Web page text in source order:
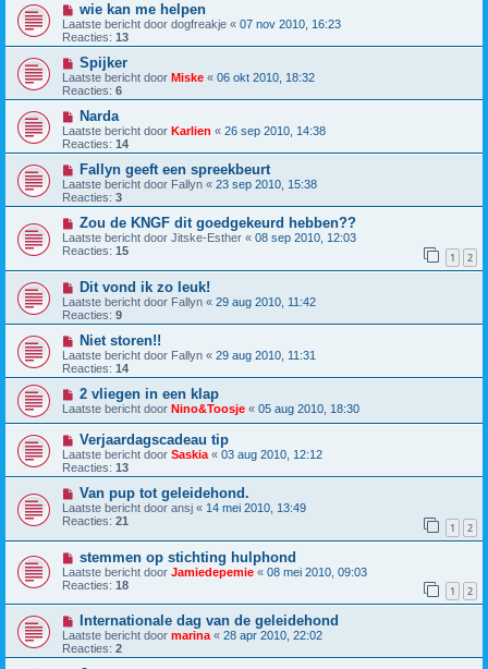
wie kan me helpen
Laatste bericht door dogfreakje « 07 nov 2010, 16:23
Reacties: 13
Spijker
Laatste bericht door Miske « 06 okt 2010, 18:32
Reacties: 6
Narda
Laatste bericht door Karlien « 26 sep 2010, 14:38
Reacties: 14
Fallyn geeft een spreekbeurt
Laatste bericht door Fallyn « 23 sep 2010, 15:38
Reacties: 3
Zou de KNGF dit goedgekeurd hebben??
Laatste bericht door Jitske-Esther « 08 sep 2010, 12:03
Reacties: 15 1 2
Dit vond ik zo leuk!
Laatste bericht door Fallyn « 29 aug 2010, 11:42
Reacties: 9
Niet storen!!
Laatste bericht door Fallyn « 29 aug 2010, 11:31
Reacties: 14
2 vliegen in een klap
Laatste bericht door Nino&Toosje « 05 aug 2010, 18:30
Verjaardagscadeau tip
Laatste bericht door Saskia « 03 aug 2010, 12:12
Reacties: 13
Van pup tot geleidehond.
Laatste bericht door ansj « 14 mei 2010, 13:49
Reacties: 21 1 2
stemmen op stichting hulphond
Laatste bericht door Jamiedepemie « 08 mei 2010, 09:03
Reacties: 18 1 2
Internationale dag van de geleidehond
Laatste bericht door marina « 28 apr 2010, 22:02
Reacties: 2